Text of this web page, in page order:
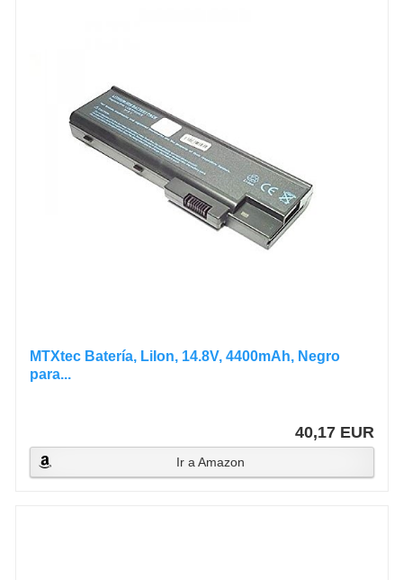
MTXtec Batería, LiIon, 14.8V, 4400mAh, Negro
para...
40,17 EUR
Ir a Amazon